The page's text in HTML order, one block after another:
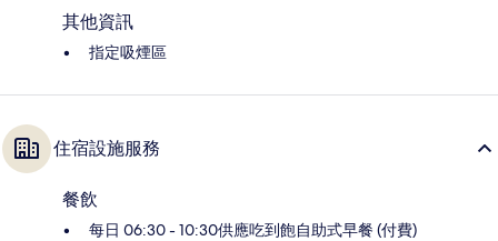
其他資訊
指定吸煙區
住宿設施服務
餐飲
每日 06:30 - 10:30供應吃到飽自助式早餐 (付費)